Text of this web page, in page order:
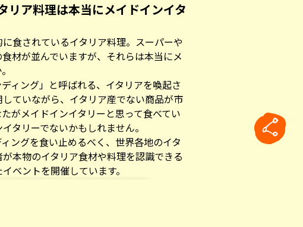
リア料理は本当にメイドインイタ
食されているイタリア料理。スーパーや
材が並んでいますが、それらは本当にメ
ィング」と呼ばれる、イタリアを喚起さ
ていながら、イタリア産でない商品が市
がメイドインイタリーと思って食べてい
タリーでないかもしれません。
ングを食い止めるべく、世界各地のイタ
本物のイタリア食材や料理を認識できる
ベントを開催しています。